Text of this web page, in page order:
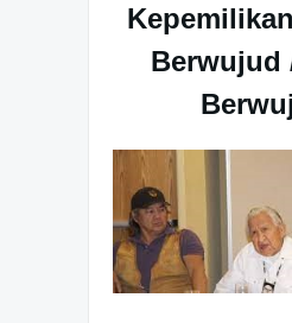
Berwujud